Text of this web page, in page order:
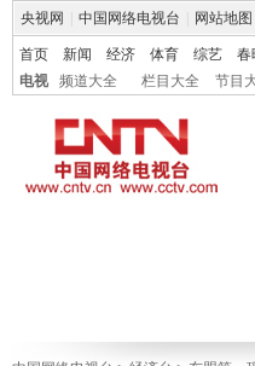
央视网 中国网络电视台 网站地图
首页 新闻 经济 体育 综艺 春
电视
频道大全 栏目大全 节目